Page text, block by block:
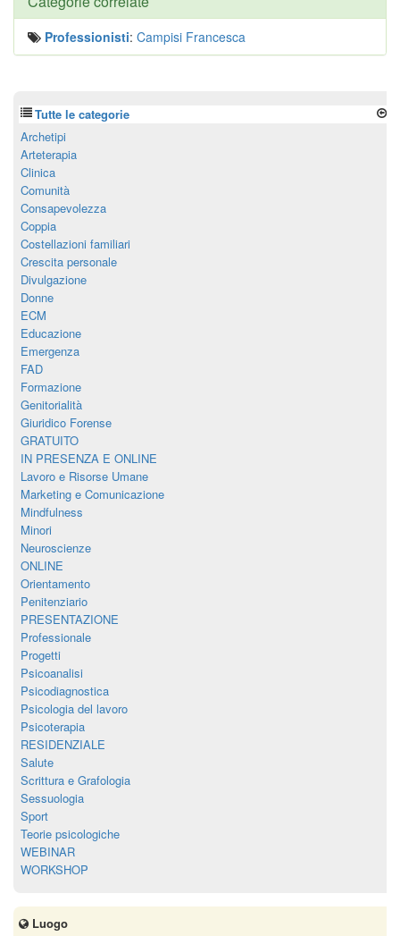
Professionisti: Campisi Francesca
Tutte le categorie
Archetipi
Arteterapia
Clinica
Comunità
Consapevolezza
Coppia
Costellazioni familiari
Crescita personale
Divulgazione
Donne
ECM
Educazione
Emergenza
FAD
Formazione
Genitorialità
Giuridico Forense
GRATUITO
IN PRESENZA E ONLINE
Lavoro e Risorse Umane
Marketing e Comunicazione
Mindfulness
Minori
Neuroscienze
ONLINE
Orientamento
Penitenziario
PRESENTAZIONE
Professionale
Progetti
Psicoanalisi
Psicodiagnostica
Psicologia del lavoro
Psicoterapia
RESIDENZIALE
Salute
Scrittura e Grafologia
Sessuologia
Sport
Teorie psicologiche
WEBINAR
WORKSHOP
Luogo